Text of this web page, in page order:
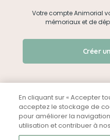
Créer
Qui
Nous
Je me
Votre compte Animorial
mémoriaux et de
Créer
Mentions légales CGU
En cliquant sur « Accepter
acceptez le stockage de
pour améliorer la
utilisation et contribuer à